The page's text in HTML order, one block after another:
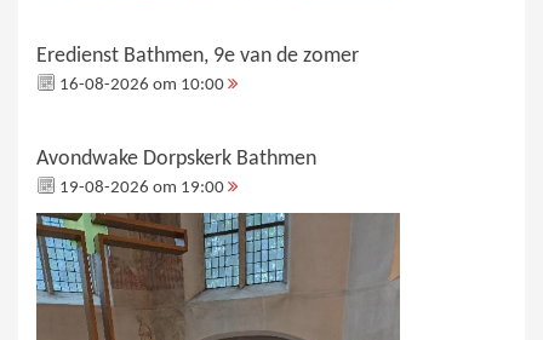
Eredienst Bathmen, 9e van de zomer
16-08-2026 om 10:00
Avondwake Dorpskerk Bathmen
19-08-2026 om 19:00